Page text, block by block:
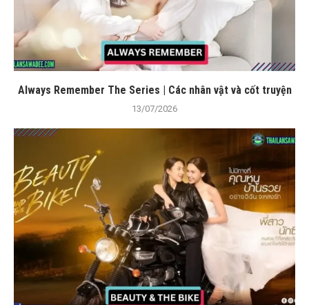
Always Remember The Series | Các nhân vật và cốt truyện
13/07/2026